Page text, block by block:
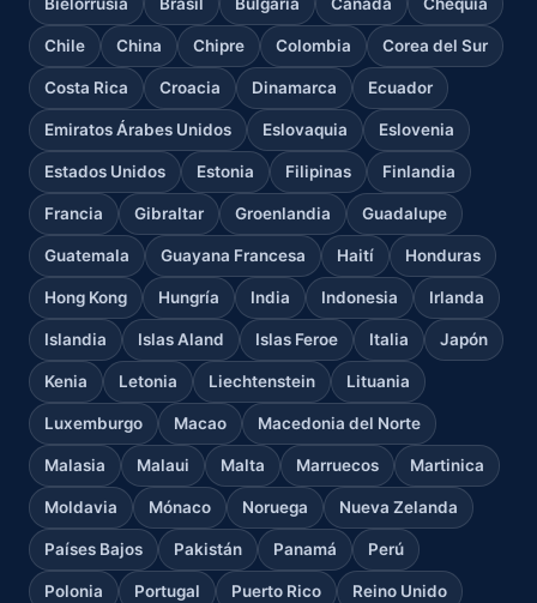
Chile China Chipre Colombia Corea del Sur
Costa Rica Croacia Dinamarca Ecuador
Emiratos Árabes Unidos Eslovaquia Eslovenia
Estados Unidos Estonia Filipinas Finlandia
Francia Gibraltar Groenlandia Guadalupe
Guatemala Guayana Francesa Haití Honduras
Hong Kong Hungría India Indonesia Irlanda
Islandia Islas Aland Islas Feroe Italia Japón
Kenia Letonia Liechtenstein Lituania
Luxemburgo Macao Macedonia del Norte
Malasia Malaui Malta Marruecos Martinica
Moldavia Mónaco Noruega Nueva Zelanda
Países Bajos Pakistán Panamá Perú
Polonia Portugal Puerto Rico Reino Unido